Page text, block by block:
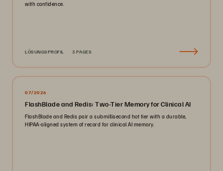
with confidence.
LÖSUNGSPROFIL 3 PAGES
07/2026
FlashBlade and Redis: Two-Tier Memory for Clinical AI
FlashBlade and Redis pair a submillisecond hot tier with a durable,
HIPAA-aligned system of record for clinical AI memory.